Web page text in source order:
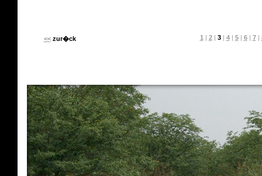
<<zur�ck 1 | 2| 3| 4 | 5 | 6 | 7 |